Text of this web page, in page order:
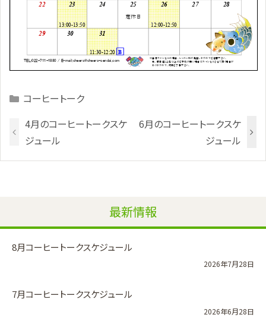
Categories
コーヒートーク
4月のコーヒートークスケ
ジュール
6月のコーヒートークスケ
ジュール
最新情報
8月コーヒートークスケジュール
2026年7月28日
7月コーヒートークスケジュール
2026年6月28日